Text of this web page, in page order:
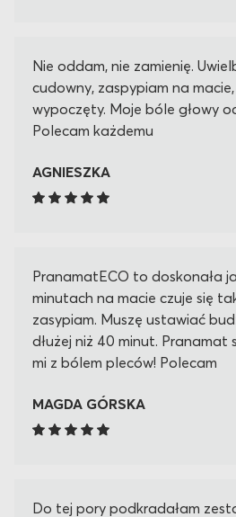
Nie oddam, nie zamienię.
cudowny, zaspypiam na macie,
wypoczęty. Moje bóle głowy
Polecam każdemu
AGNIESZKA
PranamatECO to doskonała
minutach na macie czuje się
zasypiam. Muszę ustawiać
dłużej niż 40 minut. Pranamat
mi z bólem pleców! Polecam
MAGDA GÓRSKA
Do tej pory podkradałam